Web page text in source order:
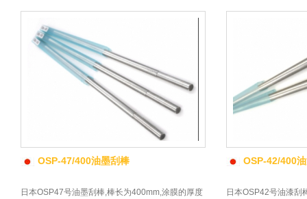
OSP-47/400油墨刮棒
日本OSP47号油墨刮棒,棒长为400mm,涂膜的厚度
OSP-42/400
日本OSP42号油漆刮